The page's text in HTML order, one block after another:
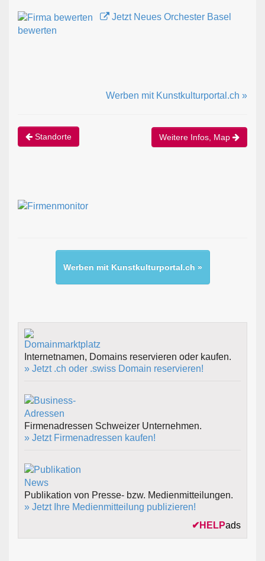
Jetzt Neues Orchester Basel
bewerten
Werben mit Kunstkulturportal.ch »
Standorte Weitere Infos, Map
Werben mit Kunstkulturportal.ch »
Internetnamen, Domains reservieren oder kaufen.
» Jetzt .ch oder .swiss Domain reservieren!
Firmenadressen Schweizer Unternehmen.
» Jetzt Firmenadressen kaufen!
Publikation von Presse- bzw. Medienmitteilungen.
» Jetzt Ihre Medienmitteilung publizieren!
✔ HELPads